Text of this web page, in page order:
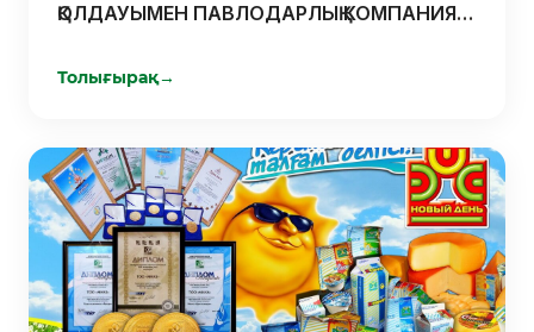
ҚОЛДАУЫМЕН ПАВЛОДАРЛЫҚ КОМПАНИЯ
Толығырақ→